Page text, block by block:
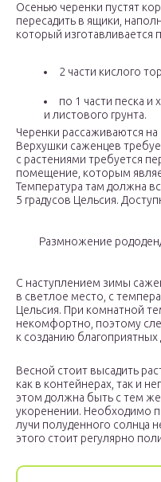
Осенью черенки пустят
пересадить в ящики,
который изготавливается
2 части кислого
по 1 части песка и
и листового грунта.
Черенки рассаживаются
Верхушки саженцев
с растениями требуется
помещение, которым
Температура там должна
5 градусов Цельсия.
Размножение
С наступлением зимы
в светлое место, с
Цельсия. При комнатной
некомфортно, поэтому
к созданию благоприятных
Весной стоит высадить
как в контейнерах, так и
этом должна быть с тем
укоренении. Необходимо
лучи полуденного солнца
этого стоит регулярно